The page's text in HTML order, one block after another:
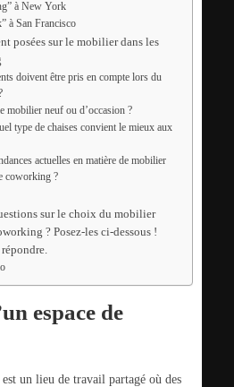
à New York
à San Francisco
posées sur le mobilier dans les
doivent être pris en compte lors du
mobilier neuf ou d’occasion ?
type de chaises convient le mieux aux
actuelles en matière de mobilier
coworking ?
sur le choix du mobilier
? Posez-les ci-dessous !
espace de
un lieu de travail partagé où des